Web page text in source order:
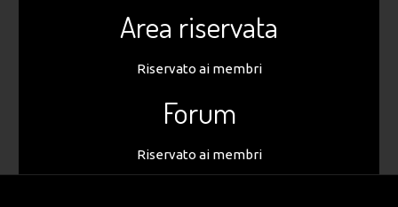
Area riservata
Riservato ai membri
Forum
Riservato ai membri